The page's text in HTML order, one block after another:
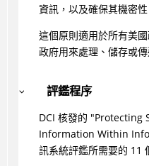
資訊，以及確保其機密
這個原則適用於所有美
政府用來處理、儲存或
評鑑程序
DCI 核發的
Information Within
訊系統評鑑所需要的 11